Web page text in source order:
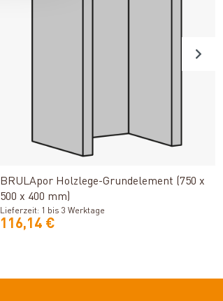
Produkt ansehen
BRULApor Holzlege-Grundelement (750 x
500 x 400 mm)
Lieferzeit: 1 bis 3 Werktage
116,14 €